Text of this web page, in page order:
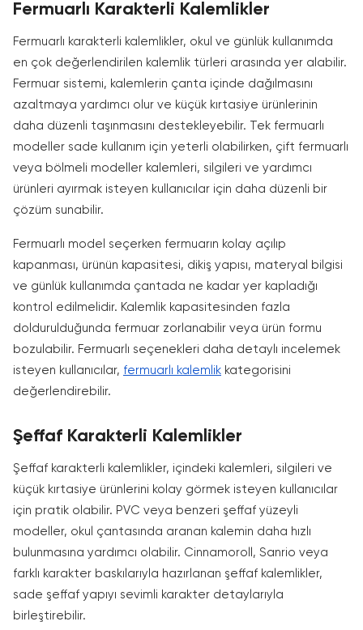
Fermuarlı Karakterli Kalemlikler
Fermuarlı karakterli kalemlikler, okul ve günlük kullanımda
en çok değerlendirilen kalemlik türleri arasında yer alabilir.
Fermuar sistemi, kalemlerin çanta içinde dağılmasını
azaltmaya yardımcı olur ve küçük kırtasiye ürünlerinin
daha düzenli taşınmasını destekleyebilir. Tek fermuarlı
modeller sade kullanım için yeterli olabilirken, çift fermuarlı
veya bölmeli modeller kalemleri, silgileri ve yardımcı
ürünleri ayırmak isteyen kullanıcılar için daha düzenli bir
çözüm sunabilir.
Fermuarlı model seçerken fermuarın kolay açılıp
kapanması, ürünün kapasitesi, dikiş yapısı, materyal bilgisi
ve günlük kullanımda çantada ne kadar yer kapladığı
kontrol edilmelidir. Kalemlik kapasitesinden fazla
doldurulduğunda fermuar zorlanabilir veya ürün formu
bozulabilir. Fermuarlı seçenekleri daha detaylı incelemek
isteyen kullanıcılar, fermuarlı kalemlik kategorisini
değerlendirebilir.
Şeffaf Karakterli Kalemlikler
Şeffaf karakterli kalemlikler, içindeki kalemleri, silgileri ve
küçük kırtasiye ürünlerini kolay görmek isteyen kullanıcılar
için pratik olabilir. PVC veya benzeri şeffaf yüzeyli
modeller, okul çantasında aranan kalemin daha hızlı
bulunmasına yardımcı olabilir. Cinnamoroll, Sanrio veya
farklı karakter baskılarıyla hazırlanan şeffaf kalemlikler,
sade şeffaf yapıyı sevimli karakter detaylarıyla
birleştirebilir.